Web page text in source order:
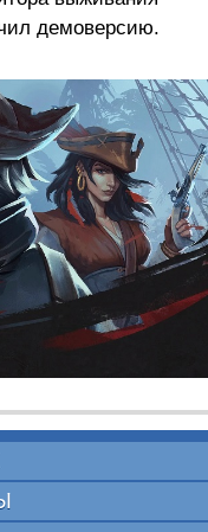
демоверсию.